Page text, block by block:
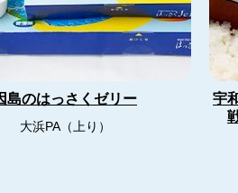
島のはっさくゼリー
大浜PA（上り）
宇